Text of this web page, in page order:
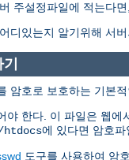
주설정파일에 적는다
디있는지 알기위해 서
암호로 보호하는 기본
야 한다. 이 파일은 웹
에 있다면 암호파
도구를 사용하여 암